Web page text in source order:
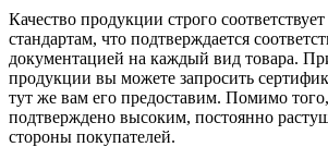
Качество продукции строго
стандартам, что подтверждается
документацией на каждый вид товара.
продукции вы можете запросить
тут же вам его предоставим. Помимо
подтверждено высоким, постоянно
стороны покупателей.